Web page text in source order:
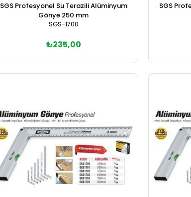
SGS Profesyonel Su Terazili Alüminyum
Gönye 250 mm
SGS-1700
₺235,00
Sepete Ekle
SGS